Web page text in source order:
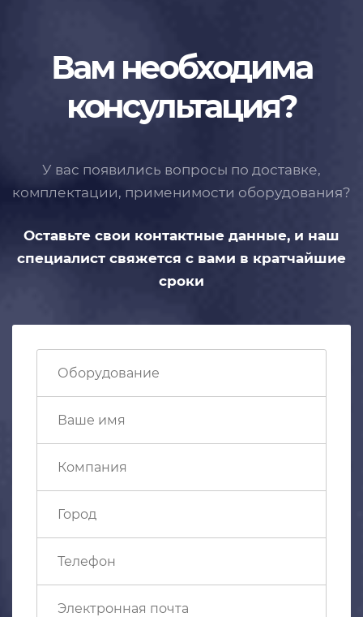
Вам необходима
консультация?
У вас появились вопросы по доставке,
комплектации, применимости оборудования?
Оставьте свои контактные данные, и наш
специалист свяжется с вами в кратчайшие
сроки